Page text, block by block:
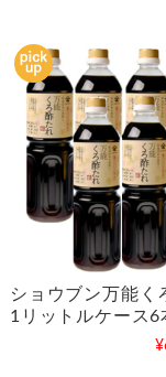
ショウブン万能く
1リットルケース6